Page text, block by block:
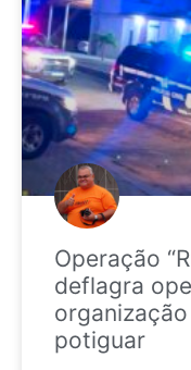
Operação
deflagra
potiguar